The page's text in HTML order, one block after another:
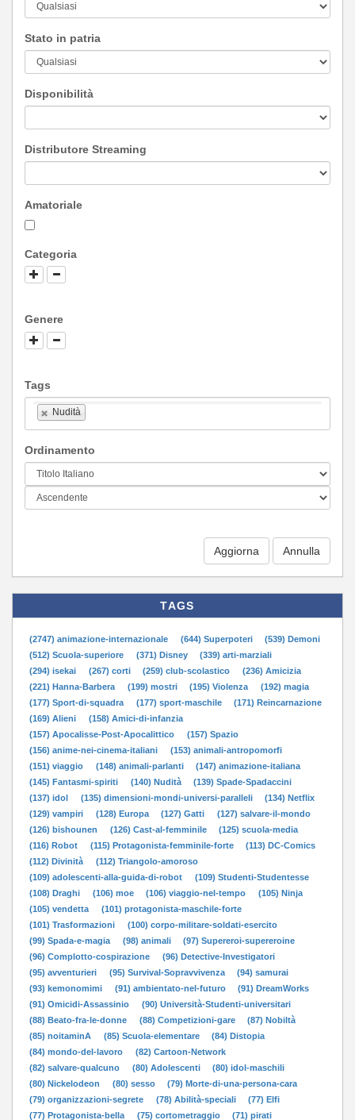
Stato in patria
Disponibilità
Distributore Streaming
Amatoriale
Categoria
Genere
Tags
Nudità
Ordinamento
Aggiorna
TAGS
(2747) animazione-internazionale (644) Superpoteri
(539) Demoni
(512) Scuola-superiore
(371) Disney
(339) arti-marziali
(294) isekai
(267) corti (259) club-scolastico
(236) Amicizia
(221) Hanna-Barbera
(199) mostri (195) Violenza
(192) magia
(177) Sport-di-squadra
(177) sport-maschile
(171) Reincarnazione
(169) Alieni
(158) Amici-di-infanzia
(157) Apocalisse-Post-Apocalittico
(157) Spazio
(156) anime-nei-cinema-italiani
(153) animali-antropomorfi
(151) viaggio
(148) animali-parlanti
(147) animazione-italiana
(145) Fantasmi-spiriti
(140) Nudità
(139) Spade-Spadaccini
(137) idol
(135) dimensioni-mondi-universi-paralleli
(134) Netflix
(129) vampiri
(128) Europa (127) Gatti
(127) salvare-il-mondo
(126) bishounen
(126) Cast-al-femminile
(125) scuola-media
(116) Robot
(115) Protagonista-femminile-forte
(113) DC-Comics
(112) Divinità
(112) Triangolo-amoroso
(109) adolescenti-alla-guida-di-robot
(109) Studenti-Studentesse
(108) Draghi
(106) moe (106) viaggio-nel-tempo
(105) Ninja
(105) vendetta
(101) protagonista-maschile-forte
(101) Trasformazioni
(100) corpo-militare-soldati-esercito
(99) Spada-e-magia
(98) animali
(97) Supereroi-supereroine
(96) Complotto-cospirazione
(96) Detective-Investigatori
(95) avventurieri
(95) Survival-Sopravvivenza
(94) samurai
(93) kemonomimi
(91) ambientato-nel-futuro
(91) DreamWorks
(91) Omicidi-Assassinio
(90) Università-Studenti-universitari
(88) Beato-fra-le-donne
(88) Competizioni-gare
(87) Nobiltà
(85) noitaminA
(85) Scuola-elementare
(84) Distopia
(84) mondo-del-lavoro
(82) Cartoon-Network
(82) salvare-qualcuno
(80) Adolescenti
(80) idol-maschili
(80) Nickelodeon
(80) sesso
(79) Morte-di-una-persona-cara
(79) organizzazioni-segrete
(78) Abilità-speciali
(77) Elfi
(77) Protagonista-bella
(75) cortometraggio
(71) pirati